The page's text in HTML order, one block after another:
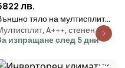
лв.
тяло на мултисплит
Daikin 4MXM68A9,
BTU, 53 м2, A+++, R-32,
A+++, стенен
изпращане след 5 дни